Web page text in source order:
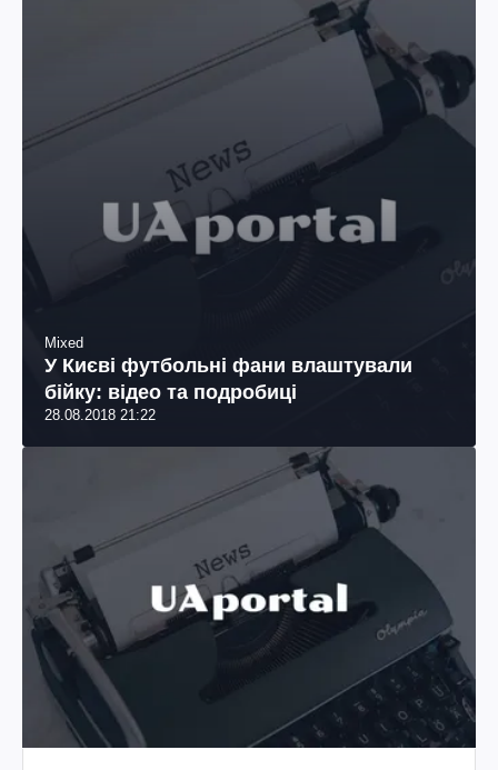
Mixed
У Києві футбольні фани влаштували
бійку: відео та подробиці
28.08.2018 21:22